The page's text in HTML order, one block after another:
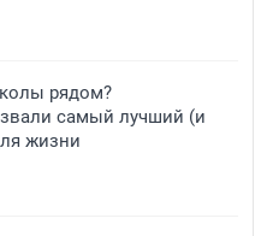
рядом?
самый лучший (и
жизни